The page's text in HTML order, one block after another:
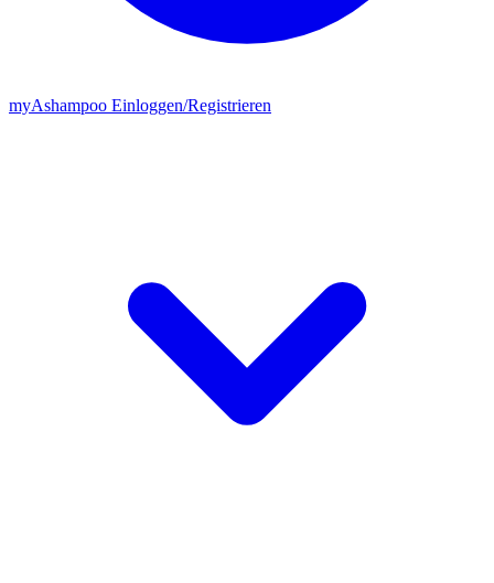
myAshampoo Einloggen/Registrieren